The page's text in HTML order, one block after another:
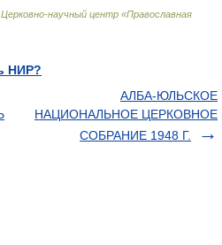
научный центр «Православная
НИР?
АЛБА-ЮЛЬСКОЕ
НАЦИОНАЛЬНОЕ ЦЕРКОВНОЕ
СОБРАНИЕ 1948 Г.